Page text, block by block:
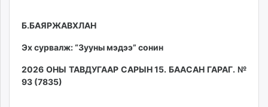
Б.БАЯРЖАВХЛАН
Эх сурвалж: “Зууны мэдээ” сонин
2026 ОНЫ ТАВДУГААР САРЫН 15. БААСАН ГАРАГ. №
93 (7835)